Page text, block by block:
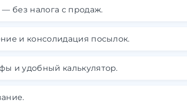
без налога с продаж.
и консолидация посылок.
и удобный калькулятор.